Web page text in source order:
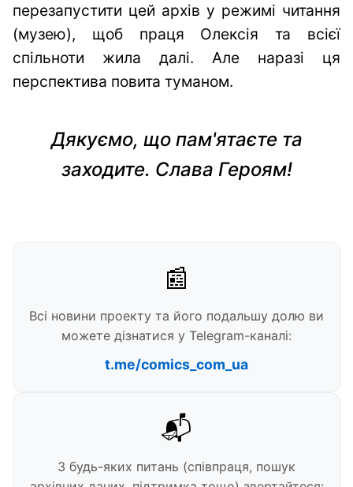
перезапустити цей архів у режимі читання
(музею), щоб праця Олексія та всієї
спільноти жила далі. Але наразі ця
перспектива повита туманом.
Дякуємо, що пам'ятаєте та
заходите. Слава Героям!
📰
Всі новини проекту та його подальшу долю ви
можете дізнатися у Telegram-каналі:
t.me/comics_com_ua
📬
З будь-яких питань (співпраця, пошук